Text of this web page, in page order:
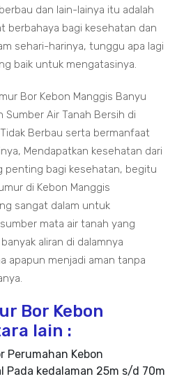
dan lain-lainya itu adalah
berbahaya bagi kesehatan dan
sehari-harinya, tunggu apa lagi
baik untuk mengatasinya.
Bor Kebon Manggis Banyu
Air Tanah Bersih di
Berbau serta bermanfaat
Mendapatkan kesehatan dari
penting bagi kesehatan, begitu
di Kebon Manggis
sangat dalam untuk
mata air tanah yang
aliran di dalamnya
apapun menjadi aman tanpa
Bor Kebon
lain :
Perumahan Kebon
Pada kedalaman 25m s/d 70m